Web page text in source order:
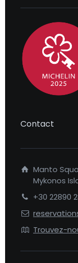
Contact
Manto
Mykonos
+30 22890
Trouvez-